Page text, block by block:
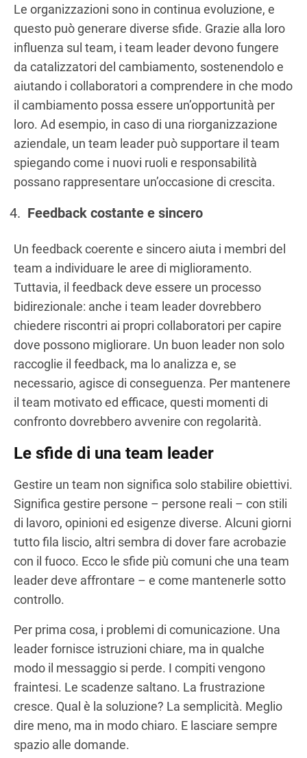
Le organizzazioni sono in continua evoluzione, e
questo può generare diverse sfide. Grazie alla loro
influenza sul team, i team leader devono fungere
da catalizzatori del cambiamento, sostenendolo e
aiutando i collaboratori a comprendere in che modo
il cambiamento possa essere un’opportunità per
loro. Ad esempio, in caso di una riorganizzazione
aziendale, un team leader può supportare il team
spiegando come i nuovi ruoli e responsabilità
possano rappresentare un’occasione di crescita.
Feedback costante e sincero
Un feedback coerente e sincero aiuta i membri del
team a individuare le aree di miglioramento.
Tuttavia, il feedback deve essere un processo
bidirezionale: anche i team leader dovrebbero
chiedere riscontri ai propri collaboratori per capire
dove possono migliorare. Un buon leader non solo
raccoglie il feedback, ma lo analizza e, se
necessario, agisce di conseguenza. Per mantenere
il team motivato ed efficace, questi momenti di
confronto dovrebbero avvenire con regolarità.
Le sfide di una team leader
Gestire un team non significa solo stabilire obiettivi.
Significa gestire persone – persone reali – con stili
di lavoro, opinioni ed esigenze diverse. Alcuni giorni
tutto fila liscio, altri sembra di dover fare acrobazie
con il fuoco. Ecco le sfide più comuni che una team
leader deve affrontare – e come mantenerle sotto
controllo.
Per prima cosa, i problemi di comunicazione. Una
leader fornisce istruzioni chiare, ma in qualche
modo il messaggio si perde. I compiti vengono
fraintesi. Le scadenze saltano. La frustrazione
cresce. Qual è la soluzione? La semplicità. Meglio
dire meno, ma in modo chiaro. E lasciare sempre
spazio alle domande.